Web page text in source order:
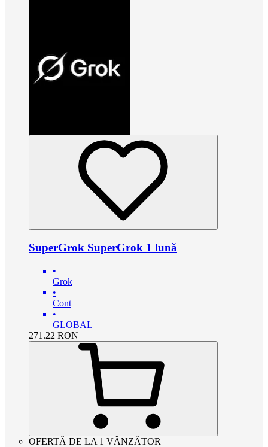
SuperGrok SuperGrok 1 lună
•
Grok
•
Cont
•
GLOBAL
271.22 RON
OFERTĂ DE LA 1 VÂNZĂTOR